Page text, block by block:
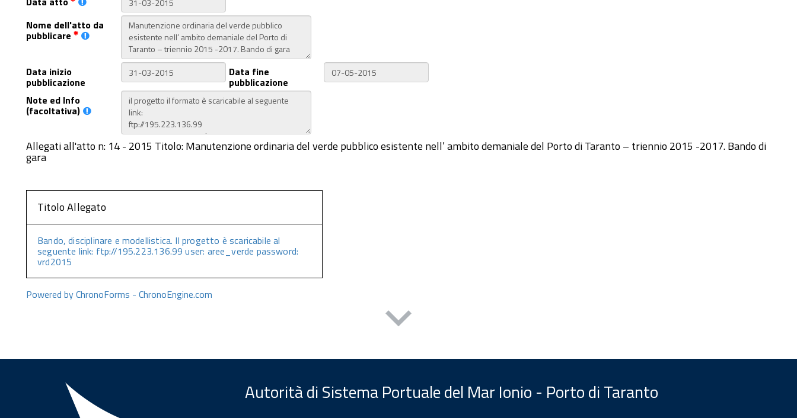
Nome dell'atto da
pubblicare
Data inizio
pubblicazione
Data fine
pubblicazione
Note ed Info
(facoltativa)
Allegati all'atto n: 14 - 2015 Titolo: Manutenzione ordinaria del verde pubblico esistente nell’ ambito demaniale del Porto di Taranto – triennio 2015 -2017. Bando di
gara
Titolo Allegato
Bando, disciplinare e modellistica. Il progetto è scaricabile al
seguente link: ftp://195.223.136.99 user: aree_verde password:
vrd2015
Powered by ChronoForms - ChronoEngine.com
Autorità di Sistema Portuale del Mar Ionio - Porto di Taranto